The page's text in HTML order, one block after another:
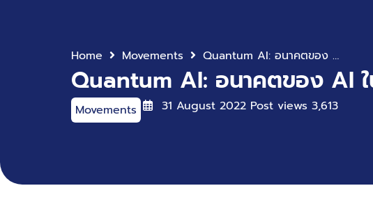
Home Movements Quantum AI: อนาคตของ AI ในยุคหน้า
Quantum AI: อนาคตของ AI
Movements 31 August 2022 Post views 3,613